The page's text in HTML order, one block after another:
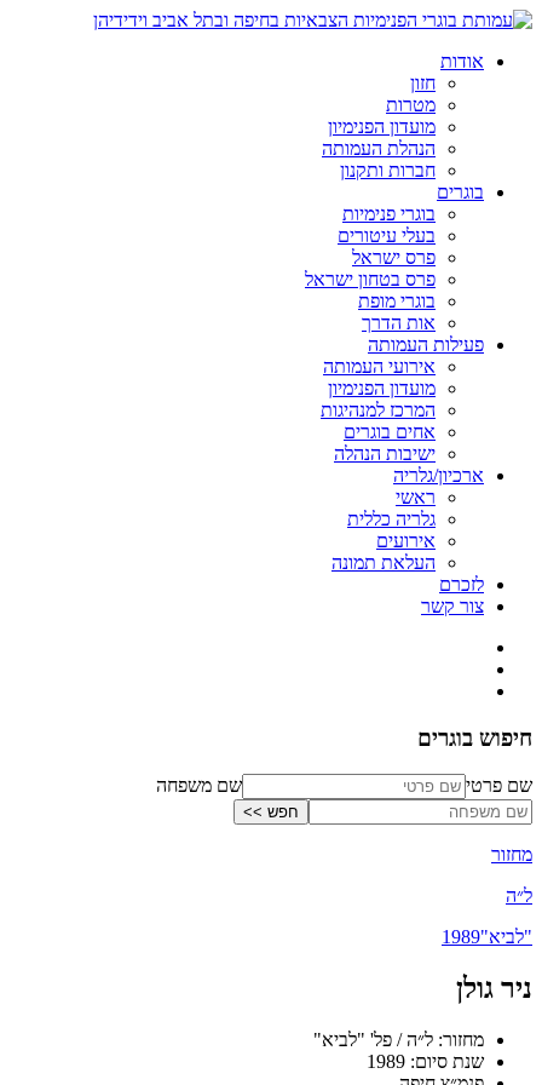
אודות
חזון
מטרות
מועדון הפנימיון
הנהלת העמותה
חברות ותקנון
בוגרים
בוגרי פנימיות
בעלי עיטורים
פרס ישראל
פרס בטחון ישראל
בוגרי מופת
אות הדרך
פעילות העמותה
אירועי העמותה
מועדון הפנימיון
המרכז למנהיגות
אחים בוגרים
ישיבות הנהלה
ארכיון/גלריה
ראשי
גלריה כללית
אירועים
העלאת תמונה
לזכרם
צור קשר
חיפוש בוגרים
שם פרטי שם משפחה
מחזור
ל״ה
"לביא"1989
ניר גולן
מחזור: ל״ה / פל' "לביא"
שנת סיום: 1989